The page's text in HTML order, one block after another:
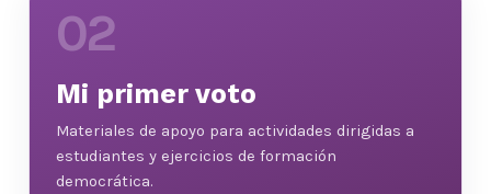
02
Mi primer voto
Materiales de apoyo para actividades dirigidas a
estudiantes y ejercicios de formación
democrática.